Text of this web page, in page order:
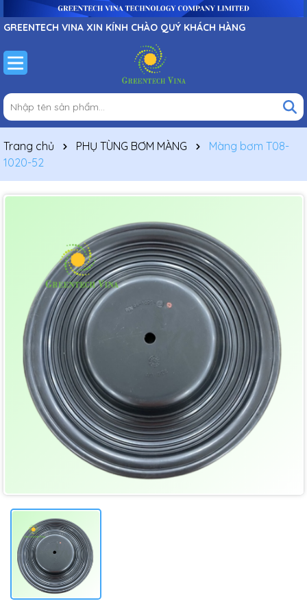
GREENTECH VINA XIN KÍNH CHÀO QUÝ KHÁCH HÀNG
Trang chủ PHỤ TÙNG BƠM MÀNG
Màng bơm T08-
1020-52